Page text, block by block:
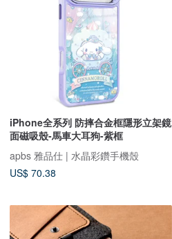
iPhone全系列 防摔合金框隱形立架鏡
面磁吸殼-馬車大耳狗-紫框
apbs 雅品仕 | 水晶彩鑽手機殼
US$ 70.38